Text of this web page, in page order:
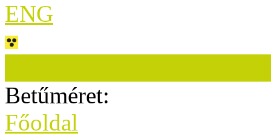
ENG
Betűméret:
Főoldal